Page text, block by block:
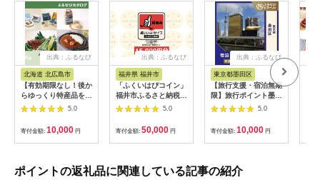
出典：ふるなび
北海道 北広島市
【有効期限なし！後か
らゆっくり特産品を選
べる】北海道北広島市
カタログポイント
5.0
寄付金額: 10,000 円
出典：ふるなび
福井県 福井市
「ふくいはぴコイン」
福井市ふるさと納税ポ
イント【15,000円
分】 [E-198004] / 選
べる金額 デジタル地
域通貨 ホテル 観光 レ
ジャー PAY アプリ オ
レス スマホ ポイント
スマホ 便利 簡単 デジ
5.0
寄付金額: 50,000 円
出典：ふるなび
東京都墨田区
【旅行支援・宿泊無期
限】旅行ポイント墨田
区ふるなびトラベルポ
5.0
寄付金額: 10,000 円
ポイントの返礼品に関連している記事の紹介